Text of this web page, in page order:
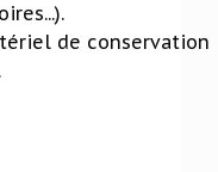
de conservation